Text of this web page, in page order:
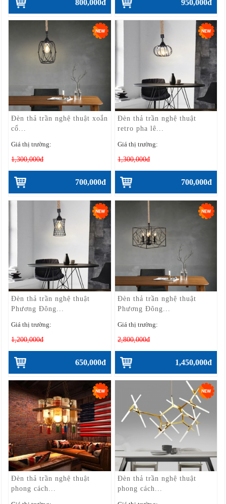
800,000đ 950,000đ
Đèn thả trần nghệ thuật xoắn
cổ...
Giá thị trường:
1,300,000đ
700,000đ
Đèn thả trần nghệ thuật
retro pha lê...
Giá thị trường:
1,300,000đ
700,000đ
Đèn thả trần nghệ thuật
Phương Đông...
Giá thị trường:
1,200,000đ
650,000đ
Đèn thả trần nghệ thuật
Phương Đông...
Giá thị trường:
2,800,000đ
1,450,000đ
Đèn thả trần nghệ thuật
phong cách...
Đèn thả trần nghệ thuật
phong cách...